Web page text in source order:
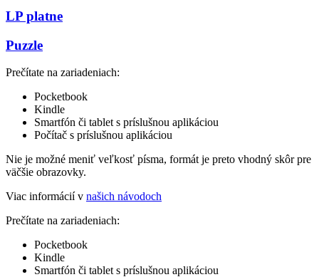
LP platne
Puzzle
Prečítate na zariadeniach:
Pocketbook
Kindle
Smartfón či tablet s príslušnou aplikáciou
Počítač s príslušnou aplikáciou
Nie je možné meniť veľkosť písma, formát je preto vhodný skôr pre
väčšie obrazovky.
Viac informácií v našich návodoch
Prečítate na zariadeniach:
Pocketbook
Kindle
Smartfón či tablet s príslušnou aplikáciou